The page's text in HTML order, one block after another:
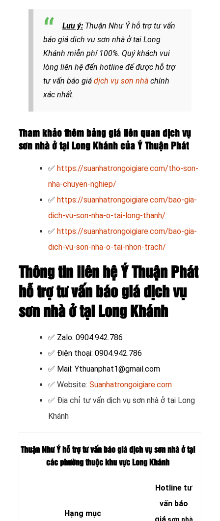
Lưu ý: Thuận Như Ý hỗ trợ tư vấn
báo giá dịch vụ sơn nhà ở tại Long
Khánh miễn phí 100%. Quý khách vui
lòng liên hệ đến hotline để được hỗ trợ
tư vấn báo giá dịch vụ sơn nhà chính
xác nhất.
Tham khảo thêm bảng giá liên quan dịch vụ
sơn nhà ở tại Long Khánh của Ý Thuận Phát
✅ https://suanhatrongoigiare.com/tho-son-
nha-chuyen-nghiep/
✅ https://suanhatrongoigiare.com/bao-gia-
dich-vu-son-nha-o-tai-long-thanh/
✅ https://suanhatrongoigiare.com/bao-gia-
dich-vu-son-nha-o-tai-nhon-trach/
Thông tin liên hệ Ý Thuận Phát
hỗ trợ tư vấn báo giá dịch vụ
sơn nhà ở tại Long Khánh
✅ Zalo: 0904.942.786
✅ Điện thoại: 0904.942.786
✅ Mail: Ythuanphat1@gmail.com
✅ Website: Suanhatrongoigiare.com
✅ Địa chỉ tư vấn dịch vụ sơn nhà ở tại Long
Khánh
Thuận Như Ý hỗ trợ tư vấn báo giá dịch vụ sơn nhà ở tại
các phường thuộc khu vực Long Khánh
Hạng mục
Hotline tư
vấn báo